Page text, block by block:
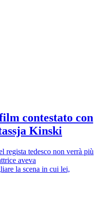
contestato con
Kinski
tedesco non verrà più
aveva
la scena in cui lei,